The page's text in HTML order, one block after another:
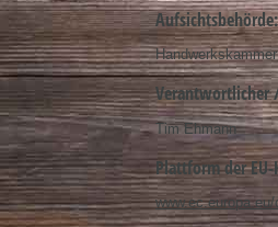
Aufsichtsbehörde:
Verantwortlicher
Tim Ehmann
Plattform der